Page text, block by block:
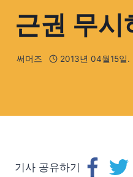
근권 무시
써머즈 2013년 04월15일.
기사 공유하기